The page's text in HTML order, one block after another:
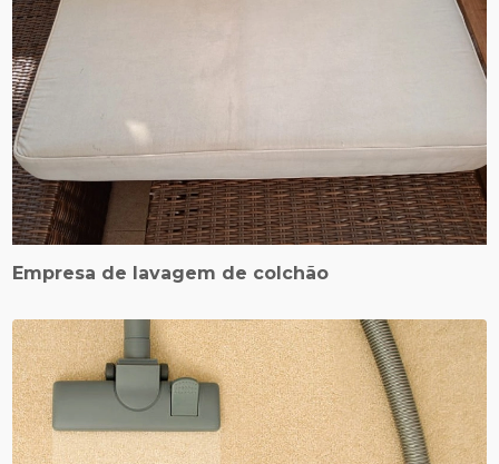
Empresa de lavagem de colchão